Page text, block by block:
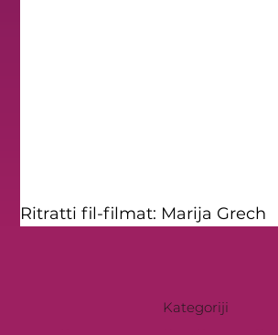
Ritratti fil-filmat: Marija Grech
Kategoriji